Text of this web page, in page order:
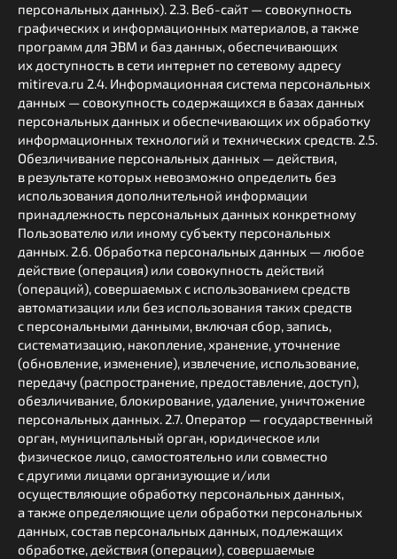
персональных данных). 2.3. Веб-сайт — совокупность
графических и информационных материалов, а также
программ для ЭВМ и баз данных, обеспечивающих
их доступность в сети интернет по сетевому адресу
mitireva.ru 2.4. Информационная система персональных
данных — совокупность содержащихся в базах данных
персональных данных и обеспечивающих их обработку
информационных технологий и технических средств. 2.5.
Обезличивание персональных данных — действия,
в результате которых невозможно определить без
использования дополнительной информации
принадлежность персональных данных конкретному
Пользователю или иному субъекту персональных
данных. 2.6. Обработка персональных данных — любое
действие (операция) или совокупность действий
(операций), совершаемых с использованием средств
автоматизации или без использования таких средств
с персональными данными, включая сбор, запись,
систематизацию, накопление, хранение, уточнение
(обновление, изменение), извлечение, использование,
передачу (распространение, предоставление, доступ),
обезличивание, блокирование, удаление, уничтожение
персональных данных. 2.7. Оператор — государственный
орган, муниципальный орган, юридическое или
физическое лицо, самостоятельно или совместно
с другими лицами организующие и/или
осуществляющие обработку персональных данных,
а также определяющие цели обработки персональных
данных, состав персональных данных, подлежащих
обработке, действия (операции), совершаемые